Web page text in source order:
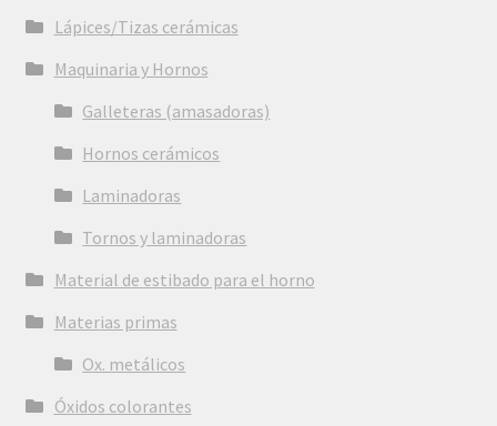
Lápices/Tizas cerámicas
Maquinaria y Hornos
Galleteras (amasadoras)
Hornos cerámicos
Laminadoras
Tornos y laminadoras
Material de estibado para el horno
Materias primas
Ox. metálicos
Óxidos colorantes